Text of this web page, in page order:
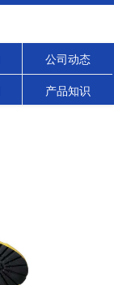
公司动态
产品知识